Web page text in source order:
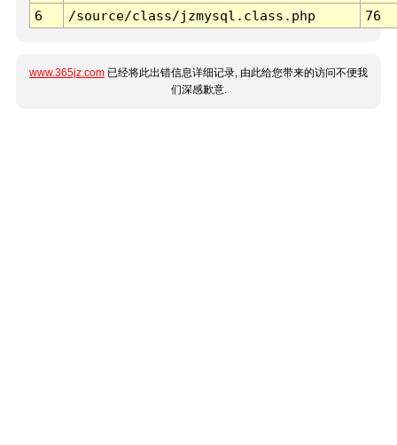
6
/source/class/jzmysql.class.php 76
www.365jz.com 已经将此出错信息详细记录, 由此给您带来的访问不便我
们深感歉意.